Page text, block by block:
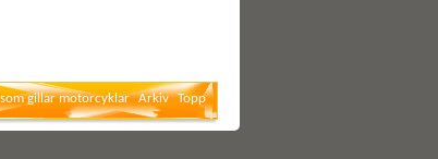
gillar motorcyklar Arkiv Topp